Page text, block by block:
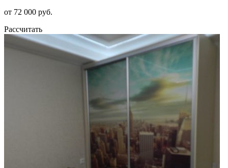
от 72 000 руб.
Рассчитать